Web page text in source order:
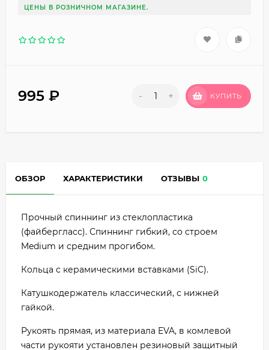
ЦЕНЫ В РОЗНИЧНОМ МАГАЗИНЕ.
995 ₽ - + КУПИТЬ
ОБЗОР ХАРАКТЕРИСТИКИ ОТЗЫВЫ 0
Прочный спиннинг из стеклопластика
(файбергласс). Спиннинг гибкий, со строем
Medium и средним прогибом.
Кольца с керамическими вставками (SiC).
Катушкодержатель классический, с нижней
гайкой.
Рукоять прямая, из материала EVA, в комлевой
части рукояти установлен резиновый защитный